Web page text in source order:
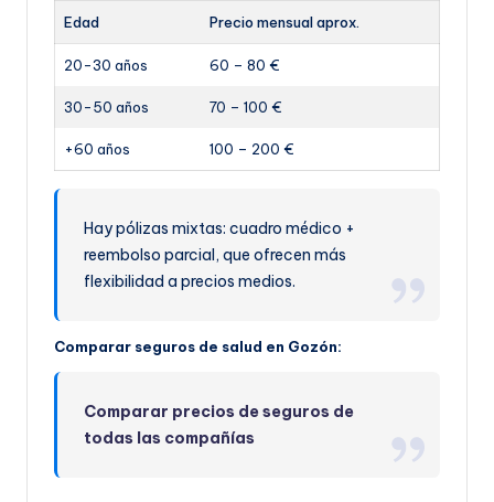
Edad Precio mensual aprox.
20-30 años 60 – 80 €
30-50 años 70 – 100 €
+60 años 100 – 200 €
Hay pólizas mixtas: cuadro médico +
reembolso parcial, que ofrecen más
flexibilidad a precios medios.
Comparar seguros de salud en Gozón:
Comparar precios de seguros de
todas las compañías